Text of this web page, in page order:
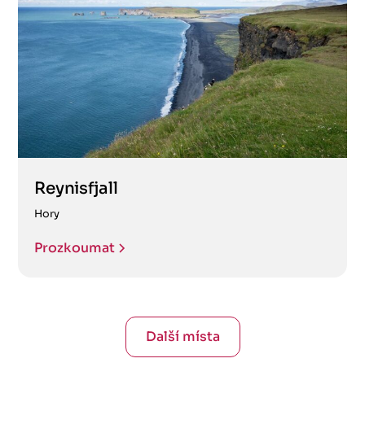
Reynisfjall
Hory
Prozkoumat
Další místa